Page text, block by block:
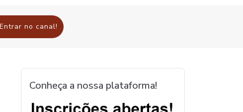
Entrar no canal!
Conheça a nossa plataforma!